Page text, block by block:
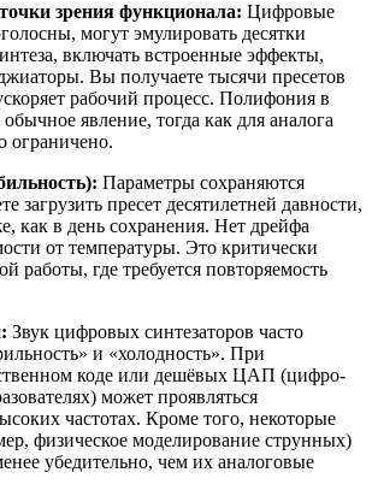
зрения функционала: Цифровые
могут эмулировать десятки
включать встроенные эффекты,
Вы получаете тысячи пресетов
рабочий процесс. Полифония в
явление, тогда как для аналога
ограничено.
Параметры сохраняются
загрузить пресет десятилетней давности,
как в день сохранения. Нет дрейфа
от температуры. Это критически
работы, где требуется повторяемость
Звук цифровых синтезаторов часто
и «холодность». При
коде или дешёвых ЦАП (цифро-
может проявляться
частотах. Кроме того, некоторые
физическое моделирование струнных)
убедительно, чем их аналоговые